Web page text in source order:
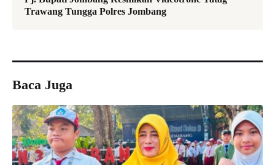
Trawang Tungga Polres Jombang
Baca Juga